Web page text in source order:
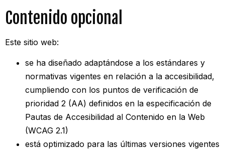
Contenido opcional
Este sitio web:
se ha diseñado adaptándose a los estándares y
normativas vigentes en relación a la accesibilidad,
cumpliendo con los puntos de verificación de
prioridad 2 (AA) definidos en la especificación de
Pautas de Accesibilidad al Contenido en la Web
(WCAG 2.1)
está optimizado para las últimas versiones vigentes